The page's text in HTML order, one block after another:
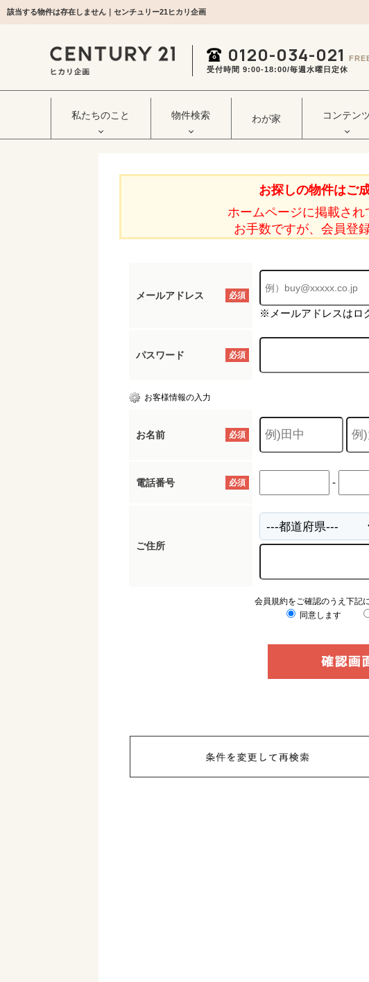
該当する物件は存在しません｜センチュリー21ヒカリ企画
0120-034-021
受付時間 9:00‐18:00/毎週水曜日定休
私たちのこと 物件検索 わが家 コンテン
お探しの物件はご
ホームページに掲載され
お手数ですが、会員登
必須
メールアドレス
※メールアドレスはロ
必須
パスワード
お客様情報の入力
必須
お名前
必須
電話番号 -
ご住所
会員規約をご確認のうえ下記
同意します